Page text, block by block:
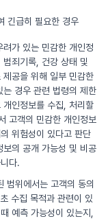
긴급히 필요한 경우
가 있는 민감한 개인정
죄기록, 건강 상태 및
공을 위해 일부 민감한
는 경우 관련 법령의 제한
인정보를 수집, 처리할
고객의 민감한 개인정보
위험성이 있다고 판단
의 공개 가능성 및 비공
다.
범위에서는 고객의 동의
수집 목적과 관련이 있
예측 가능성이 있는지,